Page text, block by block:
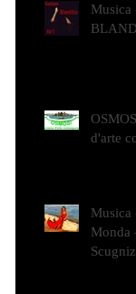
Musica
d'arte
Musica
Monda